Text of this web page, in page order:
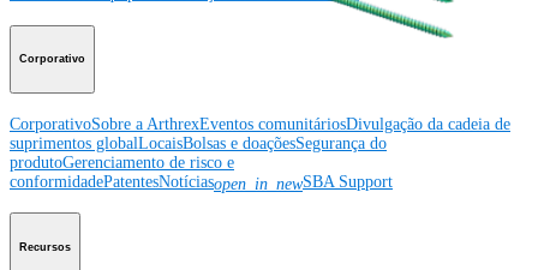
Corporativo
CorporativoSobre a ArthrexEventos comunitáriosDivulgação da cadeia de
suprimentos globalLocaisBolsas e doaçõesSegurança do
produtoGerenciamento de risco e
conformidadePatentesNotíciasopen_in_newSBA Support
Recursos